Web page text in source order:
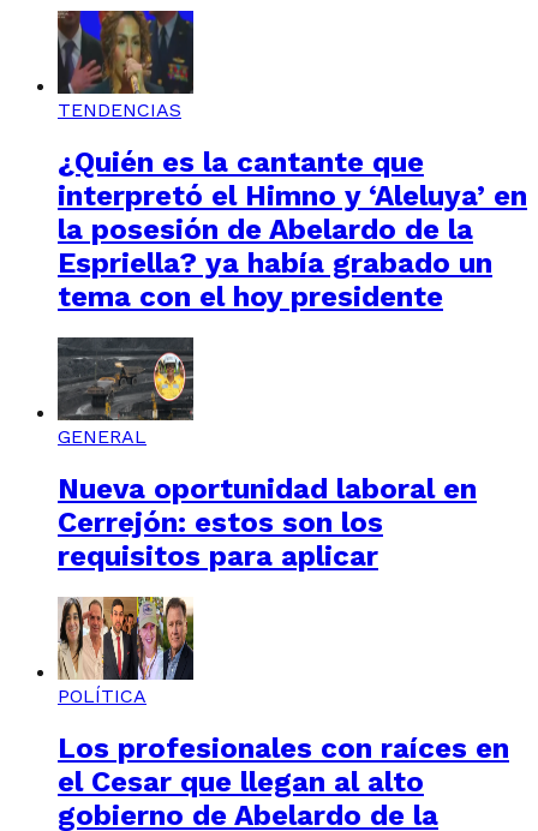
TENDENCIAS
¿Quién es la cantante que
interpretó el Himno y ‘Aleluya’ en
la posesión de Abelardo de la
Espriella? ya había grabado un
tema con el hoy presidente
GENERAL
Nueva oportunidad laboral en
Cerrejón: estos son los
requisitos para aplicar
POLÍTICA
Los profesionales con raíces en
el Cesar que llegan al alto
gobierno de Abelardo de la